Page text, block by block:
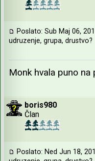
Poslato: Sub Maj 06,
udruzenje, grupa, drustvo?
Monk hvala puno na
boris980
Član
Poslato: Ned Jun 18,